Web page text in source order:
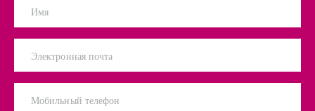
Имя
Электронная почта
Мобильный телефон